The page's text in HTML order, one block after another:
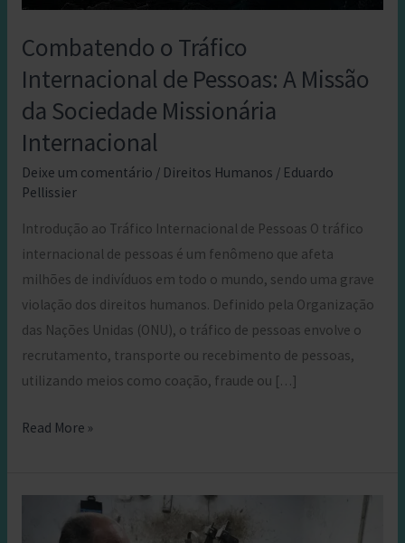
Combatendo o Tráfico
Internacional de Pessoas: A Missão
da Sociedade Missionária
Internacional
Deixe um comentário / Direitos Humanos / Eduardo
Pellissier
Introdução ao Tráfico Internacional de Pessoas O tráfico
internacional de pessoas é um fenômeno que afeta
milhões de indivíduos em todo o mundo, sendo uma grave
violação dos direitos humanos. Definido pela Organização
das Nações Unidas (ONU), o tráfico de pessoas envolve o
recrutamento, transporte ou recebimento de pessoas,
utilizando meios como coação, fraude ou […]
Combatendo
Internacional
Read More »